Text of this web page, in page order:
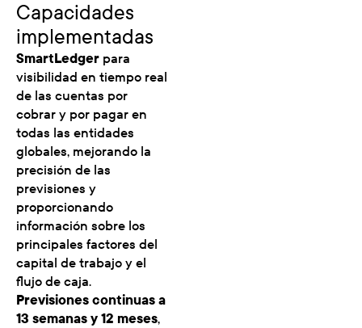
Capacidades
implementadas
SmartLedger para
visibilidad en tiempo real
de las cuentas por
cobrar y por pagar en
todas las entidades
globales, mejorando la
precisión de las
previsiones y
proporcionando
información sobre los
principales factores del
capital de trabajo y el
flujo de caja.
Previsiones continuas a
13 semanas y 12 meses,